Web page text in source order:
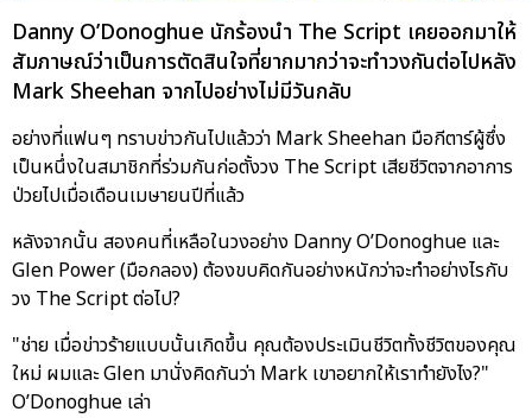
Danny O’Donoghue นักร้องนำ The Script เคยออกมาให้
สัมภาษณ์ว่าเป็นการตัดสินใจที่ยากมากว่าจะทำวงกันต่อไปหลัง
Mark Sheehan จากไปอย่างไม่มีวันกลับ
อย่างที่แฟนๆ ทราบข่าวกันไปแล้วว่า Mark Sheehan มือกีตาร์ผู้ซึ่ง
เป็นหนึ่งในสมาชิกที่ร่วมกันก่อตั้งวง The Script เสียชีวิตจากอาการ
ป่วยไปเมื่อเดือนเมษายนปีที่แล้ว
หลังจากนั้น สองคนที่เหลือในวงอย่าง Danny O’Donoghue และ
Glen Power (มือกลอง) ต้องขบคิดกันอย่างหนักว่าจะทำอย่างไรกับ
วง The Script ต่อไป?
"ช่าย เมื่อข่าวร้ายแบบนั้นเกิดขึ้น คุณต้องประเมินชีวิตทั้งชีวิตของคุณ
ใหม่ ผมและ Glen มานั่งคิดกันว่า Mark เขาอยากให้เราทำยังไง?"
O’Donoghue เล่า